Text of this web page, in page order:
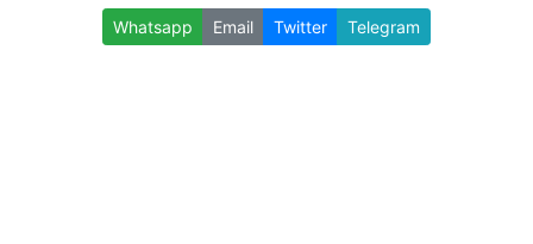
Whatsapp Email Twitter Telegram